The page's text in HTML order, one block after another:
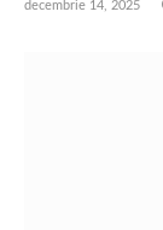
decembrie 14, 2025